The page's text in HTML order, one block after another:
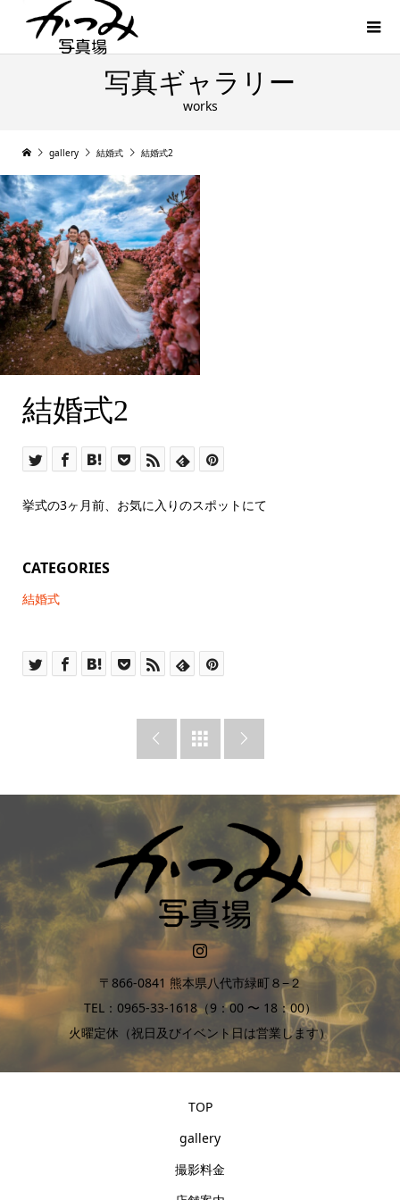
写真ギャラリー
works
gallery 結婚式 結婚式2
結婚式2
挙式の3ヶ月前、お気に入りのスポットにて
CATEGORIES
結婚式
  
〒866-0841 熊本県八代市緑町８−２
TEL：0965-33-1618（9：00 〜 18：00）
火曜定休（祝日及びイベント日は営業します）
TOP
gallery
撮影料金